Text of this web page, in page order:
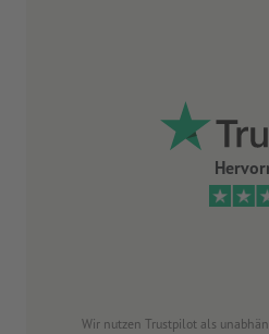
Wir nutzen Trustpilot als